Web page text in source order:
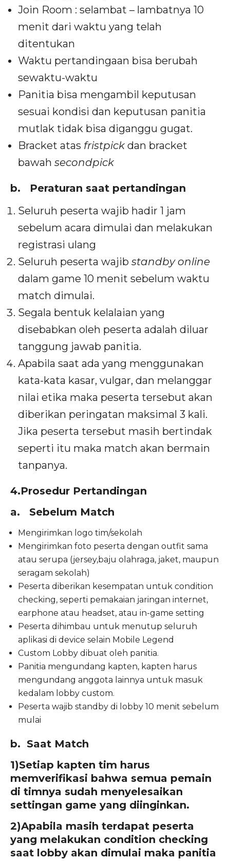
Join Room : selambat – lambatnya 10
menit dari waktu yang telah
ditentukan
Waktu pertandingaan bisa berubah
sewaktu-waktu
Panitia bisa mengambil keputusan
sesuai kondisi dan keputusan panitia
mutlak tidak bisa diganggu gugat.
Bracket atas fristpickdan bracket
bawah secondpick
b. Peraturan saat pertandingan
Seluruh peserta wajib hadir 1 jam
sebelum acara dimulai dan melakukan
registrasi ulang
Seluruh peserta wajib standby online
dalam game 10 menit sebelum waktu
match dimulai.
Segala bentuk kelalaian yang
disebabkan oleh peserta adalah diluar
tanggung jawab panitia.
Apabila saat ada yang menggunakan
kata-kata kasar, vulgar, dan melanggar
nilai etika maka peserta tersebut akan
diberikan peringatan maksimal 3 kali.
Jika peserta tersebut masih bertindak
seperti itu maka match akan bermain
tanpanya.
4.Prosedur Pertandingan
a. Sebelum Match
Mengirimkan logo tim/sekolah
Mengirimkan foto peserta dengan outfit sama
atau serupa (jersey,baju olahraga, jaket, maupun
seragam sekolah)
Peserta diberikan kesempatan untuk condition
checking, seperti pemakaian jaringan internet,
earphone atau headset, atau in-game setting
Peserta dihimbau untuk menutup seluruh
aplikasi di device selain Mobile Legend
Custom Lobby dibuat oleh panitia.
Panitia mengundang kapten, kapten harus
mengundang anggota lainnya untuk masuk
kedalam lobby custom.
Peserta wajib standby di lobby 10 menit sebelum
mulai
b. Saat Match
1)Setiap kapten tim harus
memverifikasi bahwa semua pemain
di timnya sudah menyelesaikan
settingan game yang diinginkan.
2)Apabila masih terdapat peserta
yang melakukan condition checking
saat lobby akan dimulai maka panitia